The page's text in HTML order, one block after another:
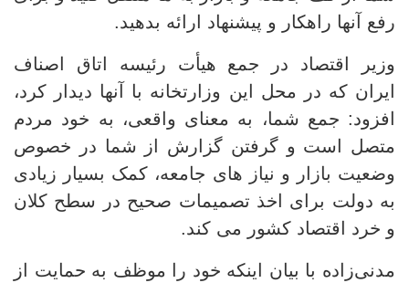
رفع آنها راهکار و پیشنهاد ارائه بدهید.
وزیر اقتصاد در جمع هیأت رئیسه اتاق اصناف
ایران که در محل این وزارتخانه با آنها دیدار کرد،
افزود: جمع شما، به معنای واقعی، به خود مردم
متصل است و گرفتن گزارش از شما در خصوص
وضعیت بازار و نیاز های جامعه، کمک بسیار زیادی
به دولت برای اخذ تصمیمات صحیح در سطح کلان
و خرد اقتصاد کشور می کند.
مدنی‌زاده با بیان اینکه خود را موظف به حمایت از